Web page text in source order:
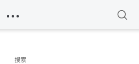
搜索